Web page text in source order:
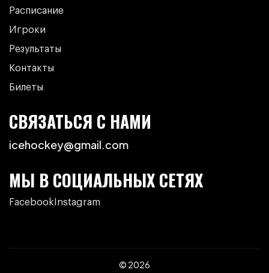
Расписание
Игроки
Результаты
Контакты
Билеты
СВЯЗАТЬСЯ С НАМИ
icehockey@gmail.com
МЫ В СОЦИАЛЬНЫХ СЕТЯХ
Facebook Instagram
© 2026